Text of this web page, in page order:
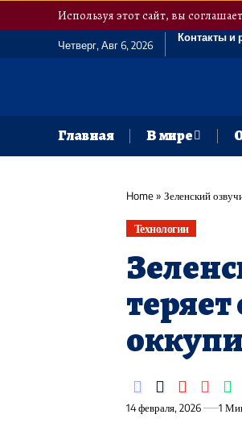
Используя этот сайт, вы
Четверг, Авг 6, 2026
Контакты и
Главная В мире
Home» Зеленский
Технологии
14 февраля, 2026 1